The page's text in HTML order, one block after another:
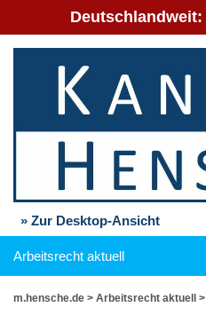
Deutschlandweit:
» Zur Desktop-Ansicht
Arbeitsrecht aktuell
m.hensche.de > Arbeitsrecht aktuell >